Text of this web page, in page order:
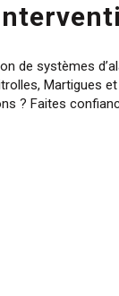
de systèmes
Martigues
? Faites